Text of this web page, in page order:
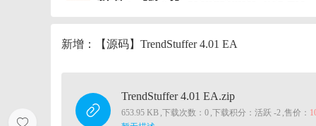
新增：【源码】TrendStuffer 4.01 EA
TrendStuffer 4.01 EA.zip
653.95 KB ,下载次数：0 ,下载积分：活跃 -2 ,售价：